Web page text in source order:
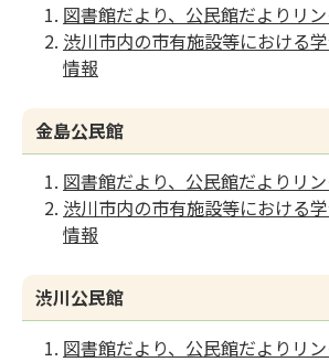
図書館だより、公民館だよりリ
渋川市内の市有施設等における
情報
金島公民館
図書館だより、公民館だよりリ
渋川市内の市有施設等における
情報
渋川公民館
図書館だより、公民館だよりリ